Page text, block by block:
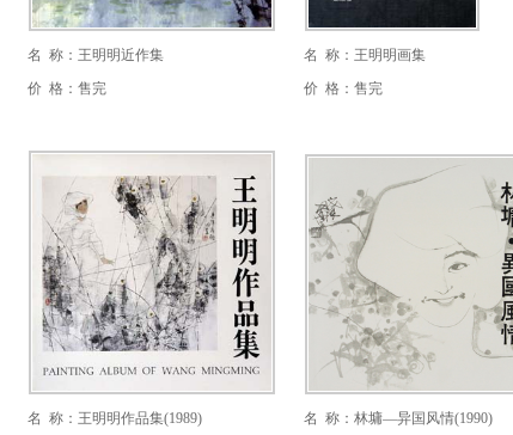
名 称：王明明近作集
价 格：售完
名 称：王明明画集
价 格：售完
名 称：王明明作品集(1989)
名 称：林墉—异国风情(1990)